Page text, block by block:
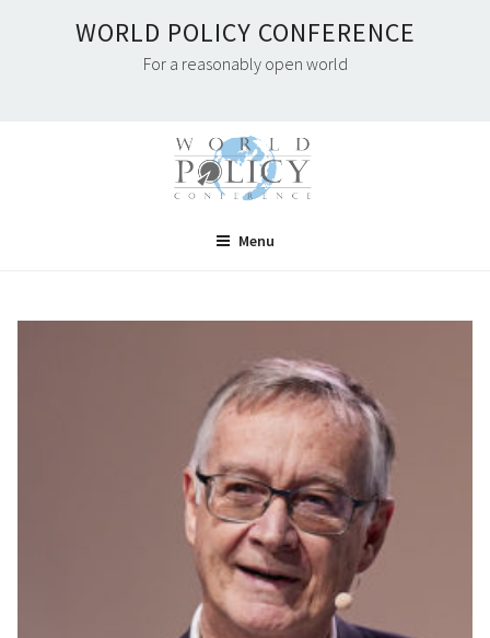
WORLD POLICY CONFERENCE
For a reasonably open world
Menu